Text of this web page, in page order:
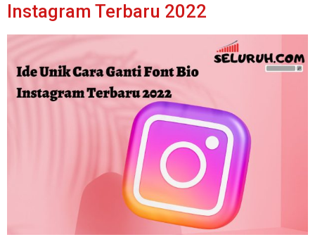
Instagram Terbaru 2022